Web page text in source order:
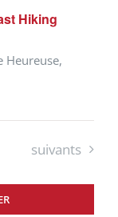
Hiking
Heureuse,
Évènements
suivants